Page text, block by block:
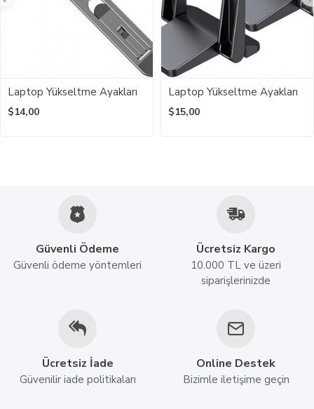
Laptop Yükseltme Ayakları
$14,00
Laptop Yükseltme Ayakları
$15,00
Güvenli Ödeme
Güvenli ödeme yöntemleri
Ücretsiz Kargo
10.000 TL ve üzeri
siparişlerinizde
Ücretsiz İade
Güvenilir iade politikaları
Online Destek
Bizimle iletişime geçin